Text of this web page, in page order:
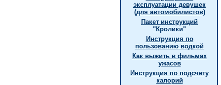
эксплуатации девушек
(для автомобилистов)
Пакет инструкций
"Кролики"
Инструкция по
пользованию водкой
Как выжить в фильмах
ужасов
Инструкция по подсчету
калорий